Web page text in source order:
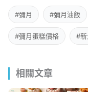
相關文章